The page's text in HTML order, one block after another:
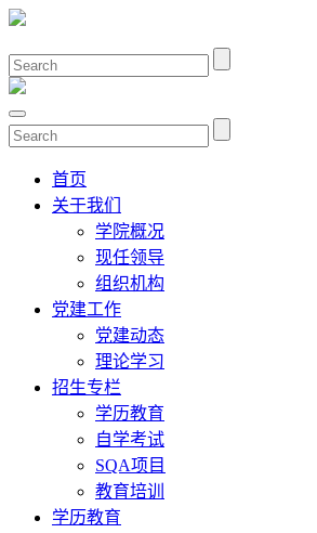
首页
关于我们
学院概况
现任领导
组织机构
党建工作
党建动态
理论学习
招生专栏
学历教育
自学考试
SQA项目
教育培训
学历教育